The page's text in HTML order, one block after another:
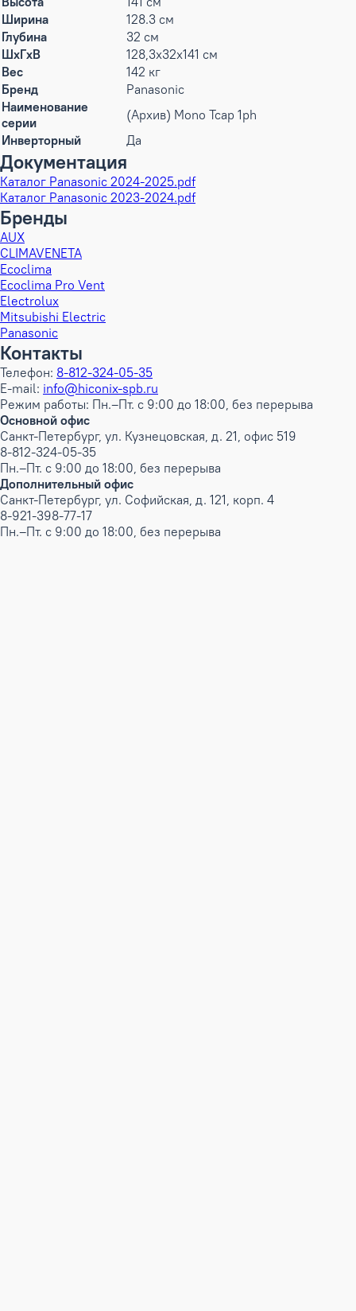
Ширина
128.3 см
Глубина
32 см
ШxГxВ
128,3x32x141 см
Вес
142 кг
Бренд
Panasonic
Наименование
серии
(Архив) Mono Tcap 1ph
Инверторный
Да
Документация
Каталог Panasonic 2024-2025.pdf
Каталог Panasonic 2023-2024.pdf
Бренды
AUX
CLIMAVENETA
Ecoclima
Ecoclima Pro Vent
Electrolux
Mitsubishi Electric
Panasonic
Контакты
Телефон: 8-812-324-05-35
E-mail: info@hiconix-spb.ru
Режим работы: Пн.–Пт. с 9:00 до 18:00, без перерыва
Основной офис
Санкт-Петербург, ул. Кузнецовская, д. 21, офис 519
8-812-324-05-35
Пн.–Пт. с 9:00 до 18:00, без перерыва
Дополнительный офис
Санкт-Петербург, ул. Софийская, д. 121, корп. 4
8-921-398-77-17
Пн.–Пт. с 9:00 до 18:00, без перерыва